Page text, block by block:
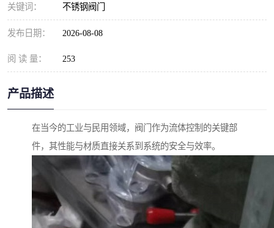
关键词： 不锈钢阀门
发布日期： 2026-08-08
阅 读 量： 253
产品描述
在当今的工业与民用领域，阀门作为流体控制的关键部
件，其性能与材质直接关系到系统的安全与效率。